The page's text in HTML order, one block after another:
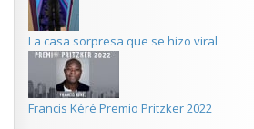
La casa sorpresa que se hizo viral
Francis Kéré Premio Pritzker 2022